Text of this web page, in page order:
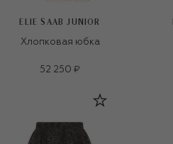
ELIE SAAB JUNIOR
Хлопковая юбка
52 250 ₽